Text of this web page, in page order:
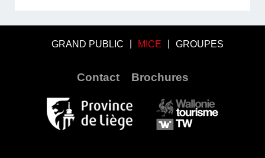
GRAND PUBLIC MICE GROUPES
Contact Brochures